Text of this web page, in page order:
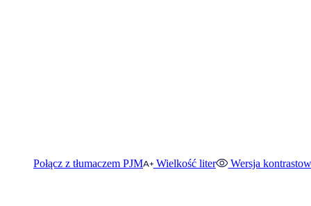
Połącz z tłumaczem PJM Wielkość liter Wersja